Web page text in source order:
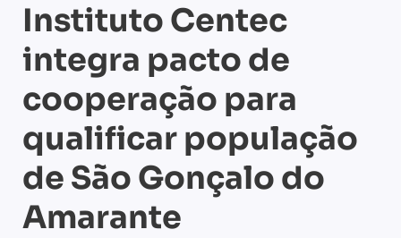
Instituto Centec
integra pacto de
cooperação para
qualificar população
de São Gonçalo do
Amarante